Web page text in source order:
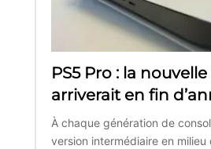
PS5 Pro : la
arriverait en fin
À chaque génération de
version intermédiaire en